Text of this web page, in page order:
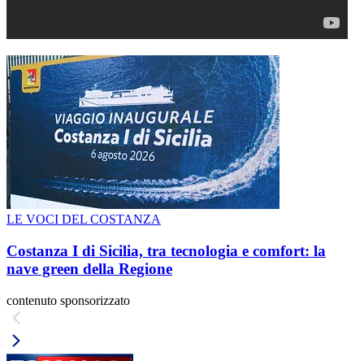
LE VOCI DEL COSTANZA
Costanza I di Sicilia, tra tecnologia e comfort: la
nave green della Regione
contenuto sponsorizzato